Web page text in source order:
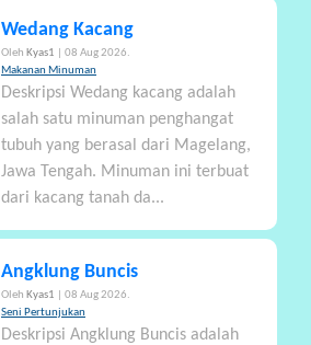
Wedang Kacang
Oleh Kyas1
| 08 Aug 2026.
Makanan Minuman
Deskripsi Wedang kacang adalah
salah satu minuman penghangat
tubuh yang berasal dari Magelang,
Jawa Tengah. Minuman ini terbuat
dari kacang tanah da...
Angklung Buncis
Oleh Kyas1
| 08 Aug 2026.
Seni Pertunjukan
Deskripsi Angklung Buncis adalah